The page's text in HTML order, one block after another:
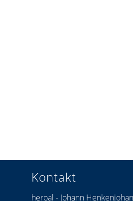
Kontakt
heroal - Johann